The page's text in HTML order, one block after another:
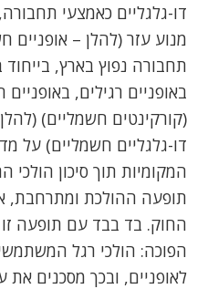
דו-גלגליים כאמצעי
מנוע עזר (להלן – אופניים
תחבורה נפוץ בארץ,
באופניים רגילים, באופניים
(קורקינטים חשמליים) (להלן
דו-גלגליים חשמליים) על
המקומיות תוך סיכון
תופעה ההולכת ומתרחבת,
החוק. בד בבד עם תופעה
הפוכה: הולכי רגל
לאופניים, ובכך מסכנים את